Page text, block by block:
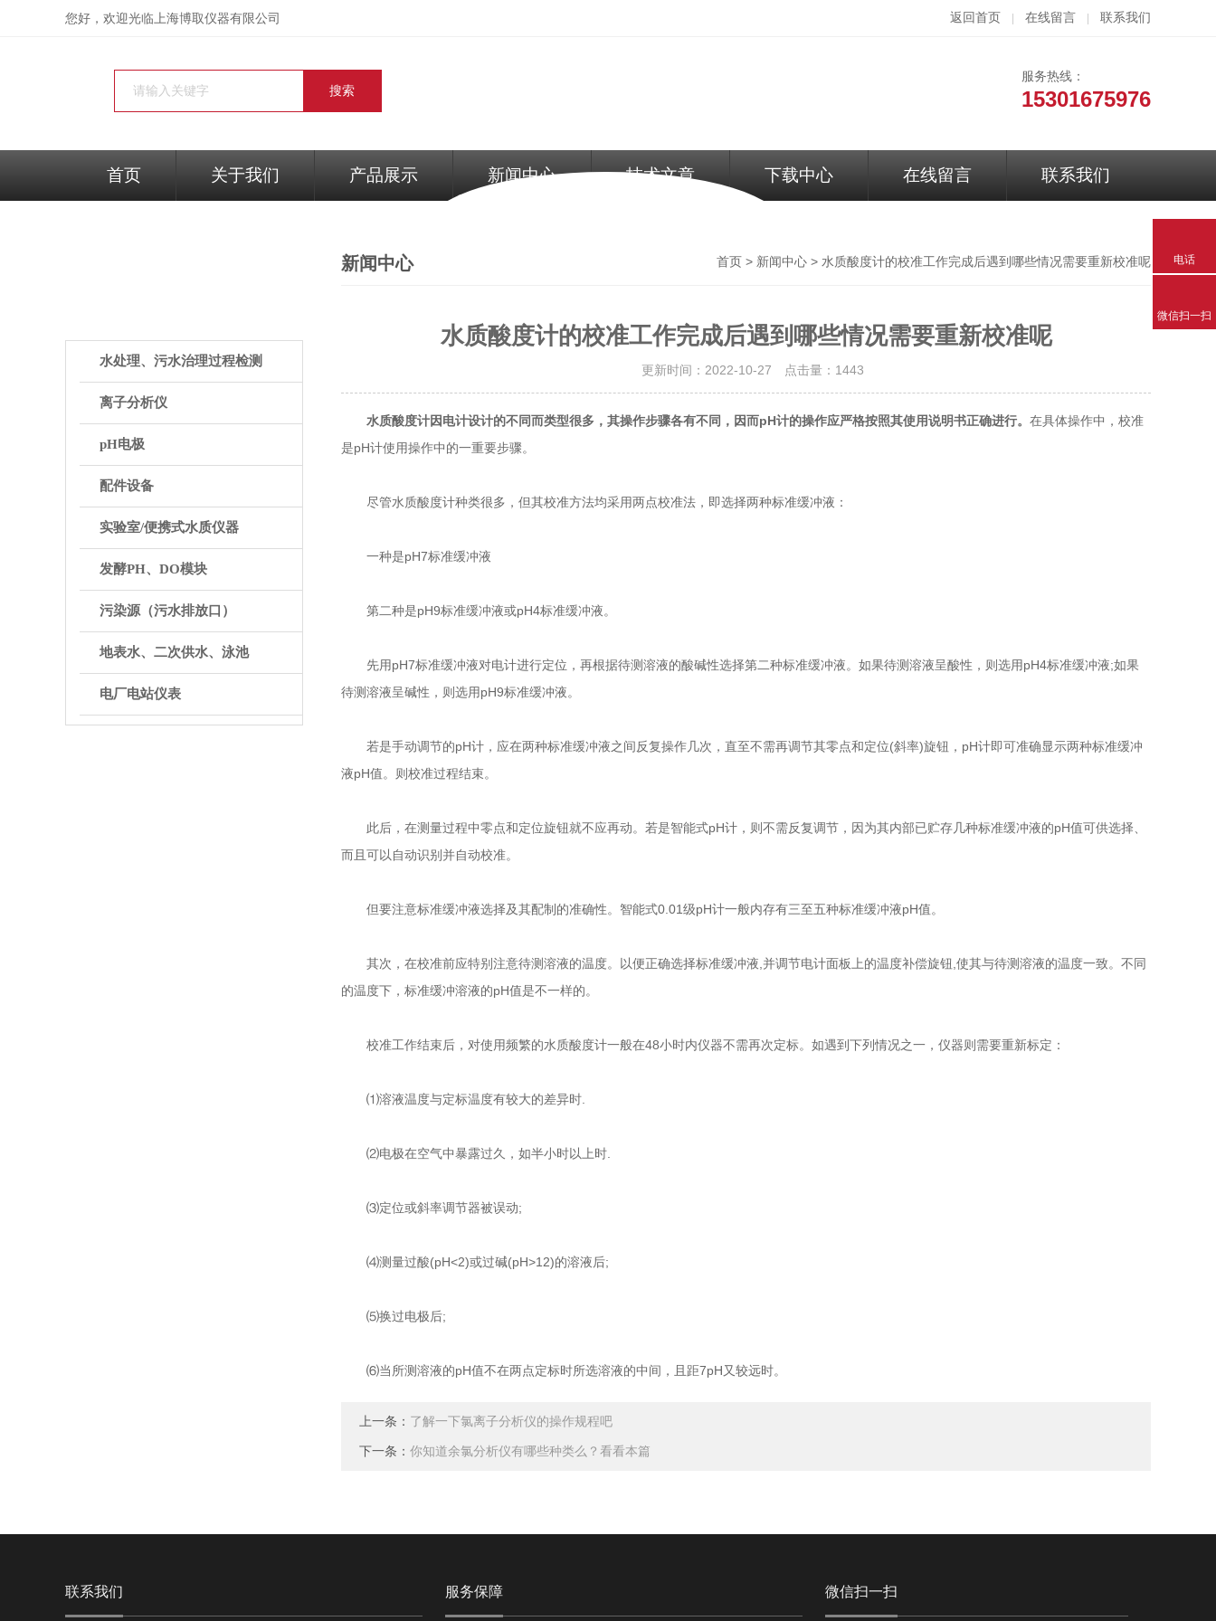
您好，欢迎光临上海博取仪器有限公司 返回首页 在线留言 联系我们
服务热线：
15301675976
首页 关于我们 产品展示 新闻中心 技术文章 下载中心 在线留言 联系我们
水处理、污水治理过程检测
离子分析仪
pH电极
配件设备
实验室/便携式水质仪器
发酵PH、DO模块
污染源（污水排放口）
地表水、二次供水、泳池
电厂电站仪表
新闻中心 首页 > 新闻中心 > 水质酸度计的校准工作完成后遇到哪些情况需要重新校准呢
水质酸度计的校准工作完成后遇到哪些情况需要重新校准呢
更新时间：2022-10-27 点击量： 1443
水质酸度计因电计设计的不同而类型很多，其操作步骤各有不同，因而pH计的操作应严格按照其使用说明书正确进行。 在具体操作中，校准
是pH计使用操作中的一重要步骤。
尽管水质酸度计种类很多，但其校准方法均采用两点校准法，即选择两种标准缓冲液：
一种是pH7标准缓冲液
第二种是pH9标准缓冲液或pH4标准缓冲液。
先用pH7标准缓冲液对电计进行定位，再根据待测溶液的酸碱性选择第二种标准缓冲液。如果待测溶液呈酸性，则选用pH4标准缓冲液;如果
待测溶液呈碱性，则选用pH9标准缓冲液。
若是手动调节的pH计，应在两种标准缓冲液之间反复操作几次，直至不需再调节其零点和定位(斜率)旋钮，pH计即可准确显示两种标准缓冲
液pH值。则校准过程结束。
此后，在测量过程中零点和定位旋钮就不应再动。若是智能式pH计，则不需反复调节，因为其内部已贮存几种标准缓冲液的pH值可供选择、
而且可以自动识别并自动校准。
但要注意标准缓冲液选择及其配制的准确性。智能式0.01级pH计一般内存有三至五种标准缓冲液pH值。
其次，在校准前应特别注意待测溶液的温度。以便正确选择标准缓冲液,并调节电计面板上的温度补偿旋钮,使其与待测溶液的温度一致。不同
的温度下，标准缓冲溶液的pH值是不一样的。
校准工作结束后，对使用频繁的水质酸度计一般在48小时内仪器不需再次定标。如遇到下列情况之一，仪器则需要重新标定：
⑴溶液温度与定标温度有较大的差异时.
⑵电极在空气中暴露过久，如半小时以上时.
⑶定位或斜率调节器被误动;
⑷测量过酸(pH<2)或过碱(pH>12)的溶液后;
⑸换过电极后;
⑹当所测溶液的pH值不在两点定标时所选溶液的中间，且距7pH又较远时。
上一条： 了解一下氯离子分析仪的操作规程吧
下一条： 你知道余氯分析仪有哪些种类么？看看本篇
联系我们 服务保障 微信扫一扫
电话
微信扫一扫